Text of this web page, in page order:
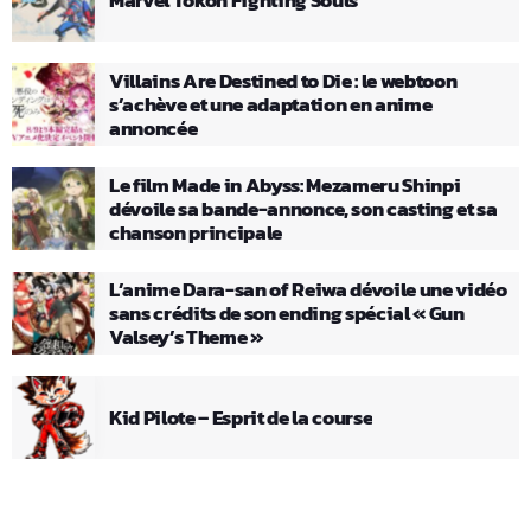
Villains Are Destined to Die : le webtoon
s’achève et une adaptation en anime
annoncée
Le film Made in Abyss: Mezameru Shinpi
dévoile sa bande-annonce, son casting et sa
chanson principale
L’anime Dara-san of Reiwa dévoile une vidéo
sans crédits de son ending spécial « Gun
Valsey’s Theme »
Kid Pilote – Esprit de la course